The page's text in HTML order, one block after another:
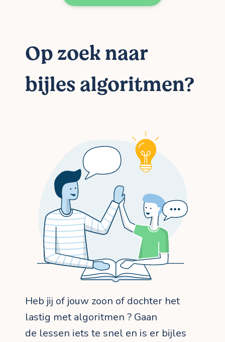
Op zoek naar
bijles algoritmen?
Heb jij of jouw zoon of dochter het
lastig met algoritmen ? Gaan
de lessen iets te snel en is er bijles